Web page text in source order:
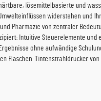
lösemittelbasierte und
widerstehen und
Pharmazie von zentraler
Intuitive Steuerelemente und
ohne aufwändige
Flaschen-Tintenstrahldrucker von